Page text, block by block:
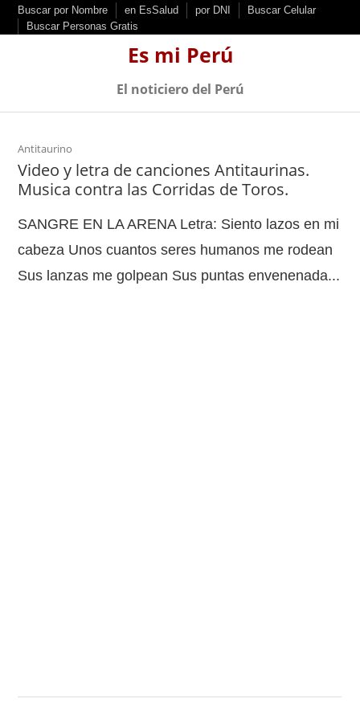
k
Buscar por Nombre en EsSalud por DNI
Buscar Celular
Buscar Personas Gratis
Es mi Perú
El noticiero del Perú
Antitaurino
Video y letra de canciones Antitaurinas.
Musica contra las Corridas de Toros.
SANGRE EN LA ARENA Letra: Siento lazos en mi
cabeza Unos cuantos seres humanos me rodean
Sus lanzas me golpean Sus puntas envenenada...